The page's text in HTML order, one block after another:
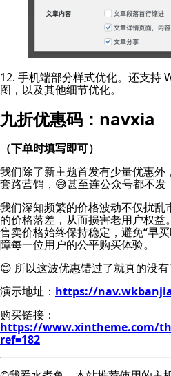
12. 手机端部分样式优化。还支持
图，以及其他细节优化。
九折优惠码：navxia
（下单时填写即可）
我们除了新主题首发有少量优惠外，
套路营销，😅甚至连公众号都不发
我们深知频繁的价格波动不仅扰
的价格落差，从而损害老用户权
售卖价格始终保持稳定，避免“早
障每一位用户的公平购买体验。
😊 所以这波优惠错过了就真的没
演示地址： https://
购买链接：
https://www.xintheme.com/
ref=182